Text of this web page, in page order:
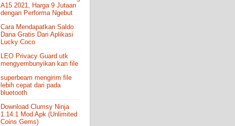
A15 2021, Harga 9 Jutaan
dengan Performa Ngebut
Cara Mendapatkan Saldo
Dana Gratis Dari Aplikasi
Lucky Coco
LEO Privacy Guard utk
mengyembunyikan kan file
superbeam mengirim file
lebih cepat dari pada
bluetooth
Download Clumsy Ninja
1.14.1 Mod Apk (Unlimited
Coins Gems)